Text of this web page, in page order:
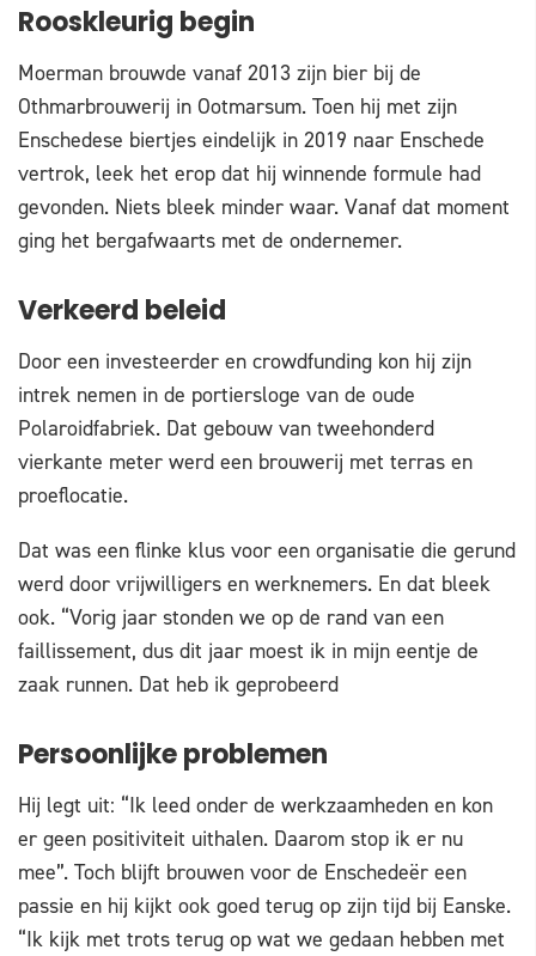
Rooskleurig begin
Moerman brouwde vanaf 2013 zijn bier bij de
Othmarbrouwerij in Ootmarsum. Toen hij met zijn
Enschedese biertjes eindelijk in 2019 naar Enschede
vertrok, leek het erop dat hij winnende formule had
gevonden. Niets bleek minder waar. Vanaf dat moment
ging het bergafwaarts met de ondernemer.
Verkeerd beleid
Door een investeerder en crowdfunding kon hij zijn
intrek nemen in de portiersloge van de oude
Polaroidfabriek. Dat gebouw van tweehonderd
vierkante meter werd een brouwerij met terras en
proeflocatie.
Dat was een flinke klus voor een organisatie die gerund
werd door vrijwilligers en werknemers. En dat bleek
ook. “Vorig jaar stonden we op de rand van een
faillissement, dus dit jaar moest ik in mijn eentje de
zaak runnen. Dat heb ik geprobeerd
Persoonlijke problemen
Hij legt uit: “Ik leed onder de werkzaamheden en kon
er geen positiviteit uithalen. Daarom stop ik er nu
mee”. Toch blijft brouwen voor de Enschedeër een
passie en hij kijkt ook goed terug op zijn tijd bij Eanske.
“Ik kijk met trots terug op wat we gedaan hebben met